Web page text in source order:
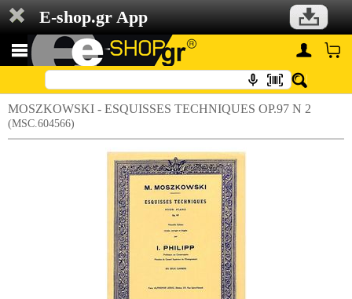
E-shop.gr App
MOSZKOWSKI - ESQUISSES TECHNIQUES OP.97 N 2
(MSC.604566)